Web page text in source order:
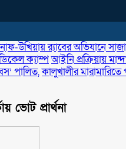
উখিয়ায় র‌্যাবের অভিযানে
ক্যাম্পআইনি প্রক্রিয়ায়
পালিত,কালুখালীর
ভোট প্রার্থনা